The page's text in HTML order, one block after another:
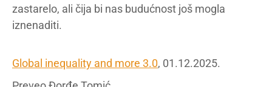
zastarelo, ali čija bi nas budućnost još mogla
iznenaditi.
Global inequality and more 3.0, 01.12.2025.